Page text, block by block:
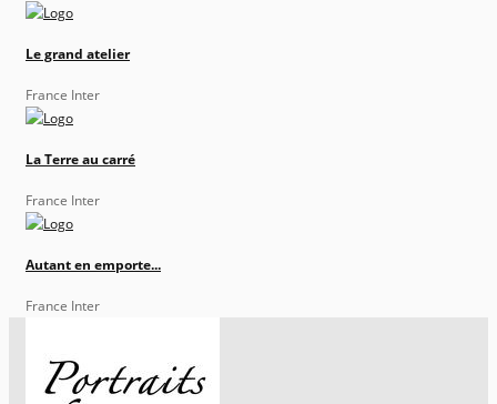
Le grand atelier
France Inter
La Terre au carré
France Inter
Autant en emporte...
France Inter